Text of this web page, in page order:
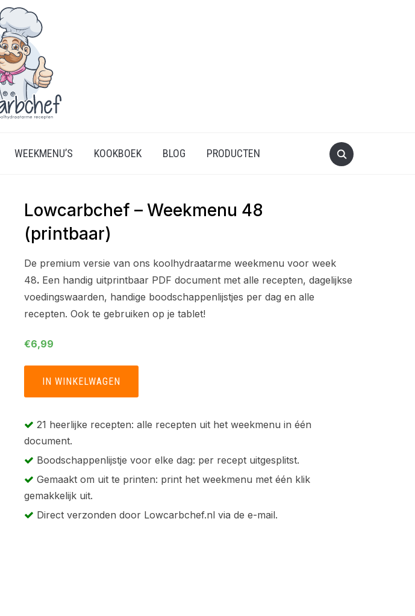
WEEKMENU’S KOOKBOEK BLOG PRODUCTEN
Lowcarbchef – Weekmenu 48
(printbaar)
De premium versie van ons koolhydraatarme weekmenu voor week
48. Een handig uitprintbaar PDF document met alle recepten, dagelijkse
voedingswaarden, handige boodschappenlijstjes per dag en alle
recepten. Ook te gebruiken op je tablet!
€6,99
48
(printbaar)
aantal
IN WINKELWAGEN
21 heerlijke recepten: alle recepten uit het weekmenu in één
document.
Boodschappenlijstje voor elke dag: per recept uitgesplitst.
Gemaakt om uit te printen: print het weekmenu met één klik
gemakkelijk uit.
Direct verzonden door Lowcarbchef.nl via de e-mail.